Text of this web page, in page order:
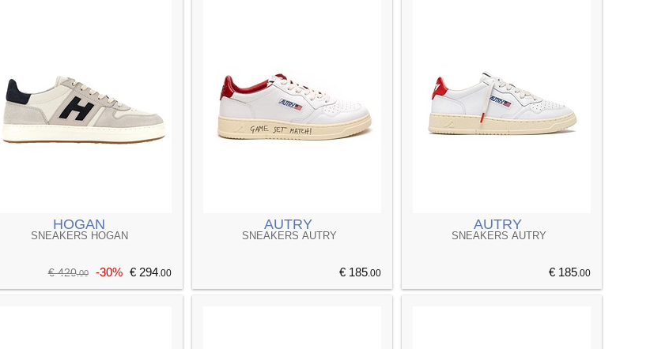
HOGAN
SNEAKERS HOGAN
€ 420.00 -30% € 294.00
AUTRY
SNEAKERS AUTRY
€ 185.00
AUTRY
SNEAKERS AUTRY
€ 185.00